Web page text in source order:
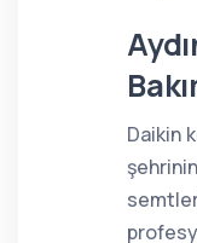
Daikin